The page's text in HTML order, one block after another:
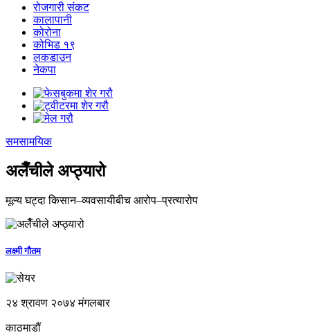
रोजगारी संकट
कालापानी
कोरोना
कोभिड १९
लकडाउन
नेकपा
समसामयिक
अलैँचीले अप्ठ्यारो
मूल्य घट्दा किसान–व्यवसायीबीच आरोप–प्रत्यारोप
लक्ष्मी गौतम
२४ श्रावण २०७४ मंगलबार
काठमाडौं